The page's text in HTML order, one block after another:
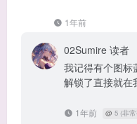
1年前
02Sumire 读者
我记得有个图标
解锁了直接就在
1年前 @ 5 (非